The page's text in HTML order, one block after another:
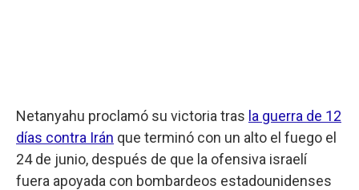
Netanyahu proclamó su victoria tras la guerra de 12
días contra Irán que terminó con un alto el fuego el
24 de junio, después de que la ofensiva israelí
fuera apoyada con bombardeos estadounidenses